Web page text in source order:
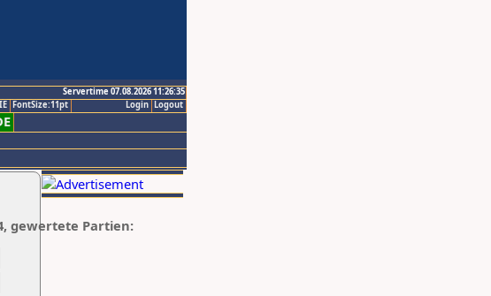
Servertime 07.08.2026 11:26:35
Logout
Login
FontSize:11pt
gewertete Partien: